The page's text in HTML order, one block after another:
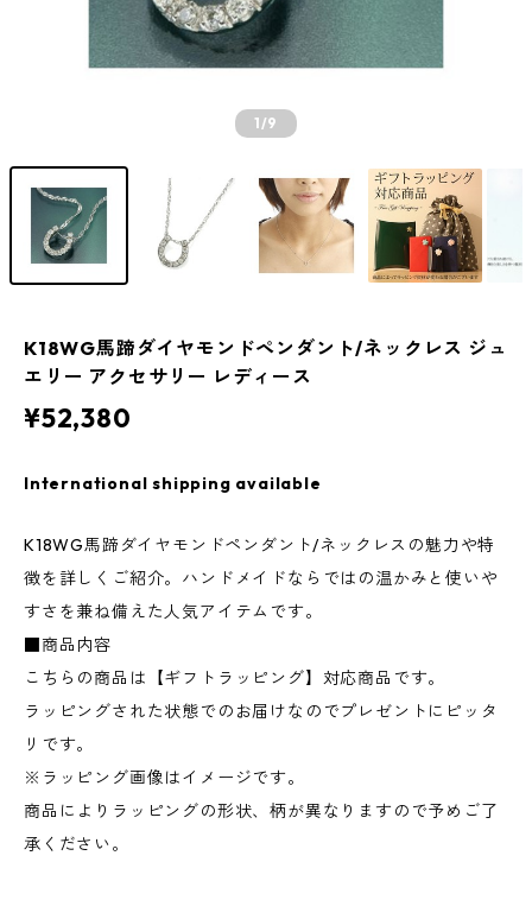
1/9
K18WG馬蹄ダイヤモンドペンダント/ネックレス ジュ
エリー アクセサリー レディース
¥52,380
International shipping available
K18WG馬蹄ダイヤモンドペンダント/ネックレスの魅力や特
徴を詳しくご紹介。ハンドメイドならではの温かみと使いや
すさを兼ね備えた人気アイテムです。
■商品内容
こちらの商品は【ギフトラッピング】対応商品です。
ラッピングされた状態でのお届けなのでプレゼントにピッタ
リです。
※ラッピング画像はイメージです。
商品によりラッピングの形状、柄が異なりますので予めご了
承ください。